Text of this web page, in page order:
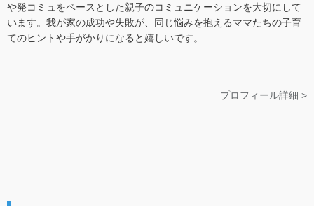
や発コミュをベースとした親子のコミュニケーションを大切にして
います。我が家の成功や失敗が、同じ悩みを抱えるママたちの子育
てのヒントや手がかりになると嬉しいです。
プロフィール詳細 >